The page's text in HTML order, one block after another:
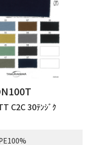
C2C 30ﾃﾝｼﾞｸ